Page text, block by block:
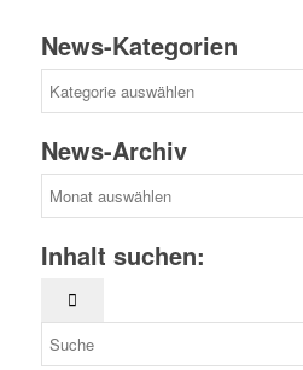
News-Kategorien
News-
Kategorien
News-Archiv
News-
Inhalt suchen: